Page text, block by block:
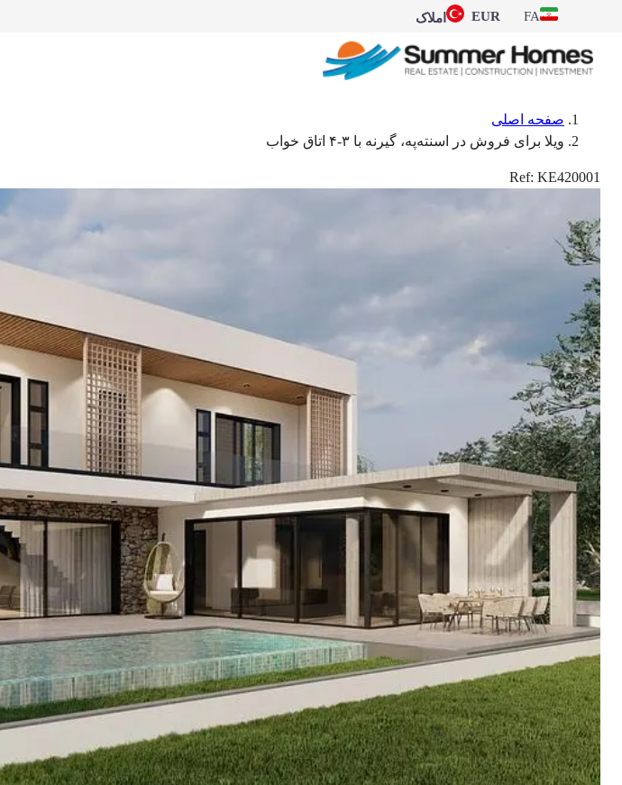
FA
EUR املاک
صفحه اصلی
ویلا برای فروش در اسنته‌په، گیرنه با ۳-۴ اتاق خواب
Ref: KE420001